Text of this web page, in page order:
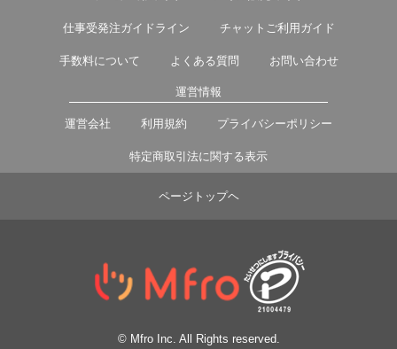
仕事受発注ガイドライン チャットご利用ガイド
手数料について よくある質問 お問い合わせ
運営情報
運営会社 利用規約 プライバシーポリシー
特定商取引法に関する表示
ページトップヘ
© Mfro Inc. All Rights reserved.